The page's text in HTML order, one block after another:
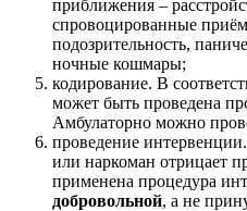
приближения –
спровоцированные
подозрительность,
ночные кошмары;
кодирование. В
может быть проведена
Амбулаторно можно
проведение
или наркоман отрицает
применена процедура
добровольной, а не